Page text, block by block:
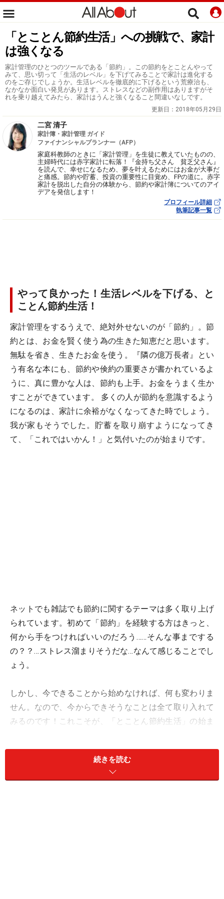
「とことん節約生活」への挑戦で、家計
は強くなる
家計管理のひとつのツールである「節約」。この節約をとことんやって
みて、思い切って「生活のレベル」を下げてみることで家計は進化する
のをご存じでしょうか。生活レベルを徹底的に下げるという荒療治も、
なかなか面白い発見があります。ストレスなどの副作用はありますがそ
れを乗り越えてみたら、家計はうんと強くなること間違いなしです。
更新日： 2018年05月29日
二宮 清子
家計簿・家計管理 ガイド
ファイナンシャルプランナー（AFP）
家庭科教師のときに「家計管理」を生徒に教えていたものの、
主婦時代には赤字家計に転落！『金持ち父さん 貧乏父さん』
を読んで、幸せになるため、夢を叶えるためにはお金が大事だ
と痛感。節約や貯蓄、投資の重要性に目覚め、FPの道に。赤字
家計を脱出した自分の体験から、節約や家計簿についてのアイ
デアを発信します！
プロフィール詳細
執筆記事一覧
やって良かった！生活レベルを下げる、と
ことん節約生活！
家計管理をするうえで、絶対外せないのが「節約」。節
約とは、お金を賢く使う為の生きた知恵だと思います。
無駄を省き、生きたお金を使う。『隣の億万長者』とい
う有名な本にも、節約や倹約の重要さが書かれているよ
うに、真に豊かな人は、節約も上手。お金をうまく生か
すことができています。 多くの人が節約を意識するよう
になるのは、家計に余裕がなくなってきた時でしょう。
我が家もそうでした。貯蓄を取り崩すようになってき
て、「これではいかん！」と気付いたのが始まりです。
ネットでも雑誌でも節約に関するテーマは多く取り上げ
られています。初めて「節約」を経験する方はきっと、
何から手をつければいいのだろう……そんな事までする
の？？…ストレス溜まりそうだな…なんて感じることでし
ょう。
しかし、今できることから始めなければ、何も変わりま
せん。なので、今からできそうなことは全て取り入れて
みるのです！これこそが、「とことん節約生活」の始ま
これまでの価値観や金銭感覚を一度、全て疑ってみまし
ょう。「これまでのお金の使い方で良かったのか？」
続きを読む